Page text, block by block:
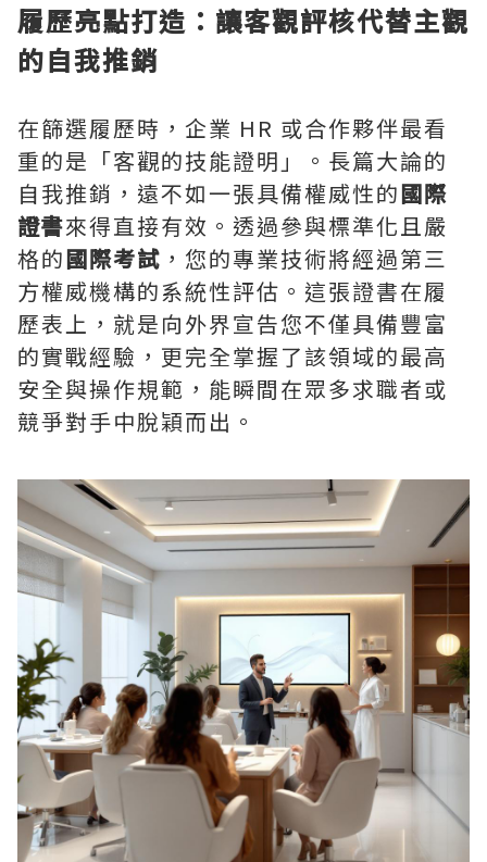
履歷亮點打造：讓客觀評核代替主觀
的自我推銷
在篩選履歷時，企業 HR 或合作夥伴最看
重的是「客觀的技能證明」。長篇大論的
自我推銷，遠不如一張具備權威性的國際
證書來得直接有效。透過參與標準化且嚴
格的國際考試 ，您的專業技術將經過第三
方權威機構的系統性評估。這張證書在履
歷表上，就是向外界宣告您不僅具備豐富
的實戰經驗，更完全掌握了該領域的最高
安全與操作規範，能瞬間在眾多求職者或
競爭對手中脫穎而出。